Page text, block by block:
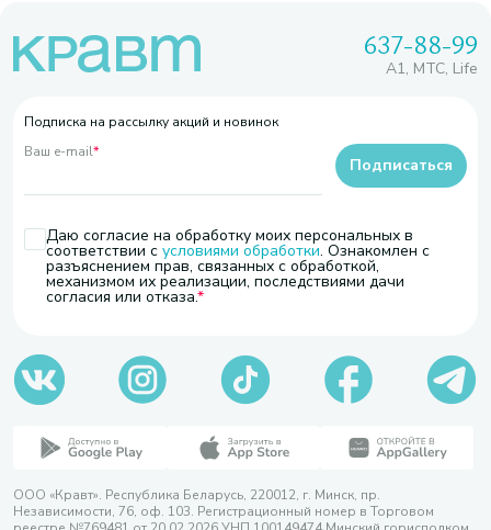
637-88-99
A1, МТС, Life
Подписка на рассылку акций и новинок
Ваш e-mail*
Даю согласие на обработку моих персональных в
соответствии с условиями обработки. Ознакомлен с
разъяснением прав, связанных с обработкой,
механизмом их реализации, последствиями дачи
согласия или отказа.
Подписаться
ООО «Кравт». Республика Беларусь, 220012, г. Минск, пр.
Независимости, 76, оф. 103. Регистрационный номер в Торговом